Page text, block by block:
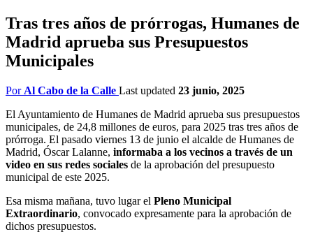
Tras tres años de prórrogas, Humanes de
Madrid aprueba sus Presupuestos
Municipales
Por Al Cabo de la Calle Last updated 23 junio, 2025
El Ayuntamiento de Humanes de Madrid aprueba sus presupuestos
municipales, de 24,8 millones de euros, para 2025 tras tres años de
prórroga. El pasado viernes 13 de junio el alcalde de Humanes de
Madrid, Óscar Lalanne, informaba a los vecinos a través de un
video en sus redes sociales de la aprobación del presupuesto
municipal de este 2025.
Esa misma mañana, tuvo lugar el Pleno Municipal
Extraordinario, convocado expresamente para la aprobación de
dichos presupuestos.